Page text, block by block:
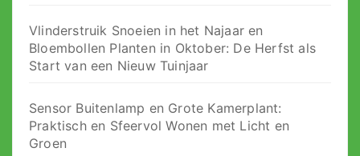
Vlinderstruik Snoeien in het Najaar en
Bloembollen Planten in Oktober: De Herfst als
Start van een Nieuw Tuinjaar
Sensor Buitenlamp en Grote Kamerplant:
Praktisch en Sfeervol Wonen met Licht en
Groen